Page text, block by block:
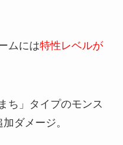
ムには特性レベルが
ち」タイプのモンス
ダメージ。